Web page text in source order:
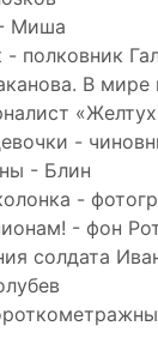
Миша
полковник
В мире
-
- Блин
-
- фон
солдата